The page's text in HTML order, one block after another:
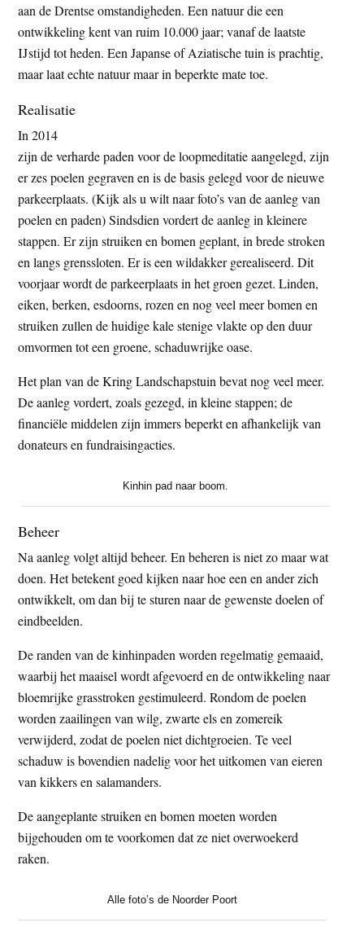
aan de Drentse omstandigheden. Een natuur die een
ontwikkeling kent van ruim 10.000 jaar; vanaf de laatste
IJstijd tot heden. Een Japanse of Aziatische tuin is prachtig,
maar laat echte natuur maar in beperkte mate toe.
Realisatie
In 2014
zijn de verharde paden voor de loopmeditatie aangelegd, zijn
er zes poelen gegraven en is de basis gelegd voor de nieuwe
parkeerplaats. (Kijk als u wilt naar foto’s van de aanleg van
poelen en paden) Sindsdien vordert de aanleg in kleinere
stappen. Er zijn struiken en bomen geplant, in brede stroken
en langs grenssloten. Er is een wildakker gerealiseerd. Dit
voorjaar wordt de parkeerplaats in het groen gezet. Linden,
eiken, berken, esdoorns, rozen en nog veel meer bomen en
struiken zullen de huidige kale stenige vlakte op den duur
omvormen tot een groene, schaduwrijke oase.
Het plan van de Kring Landschapstuin bevat nog veel meer.
De aanleg vordert, zoals gezegd, in kleine stappen; de
financiële middelen zijn immers beperkt en afhankelijk van
donateurs en fundraisingacties.
Kinhin pad naar boom.
Beheer
Na aanleg volgt altijd beheer. En beheren is niet zo maar wat
doen. Het betekent goed kijken naar hoe een en ander zich
ontwikkelt, om dan bij te sturen naar de gewenste doelen of
eindbeelden.
De randen van de kinhinpaden worden regelmatig gemaaid,
waarbij het maaisel wordt afgevoerd en de ontwikkeling naar
bloemrijke grasstroken gestimuleerd. Rondom de poelen
worden zaailingen van wilg, zwarte els en zomereik
verwijderd, zodat de poelen niet dichtgroeien. Te veel
schaduw is bovendien nadelig voor het uitkomen van eieren
van kikkers en salamanders.
De aangeplante struiken en bomen moeten worden
bijgehouden om te voorkomen dat ze niet overwoekerd
raken.
Alle foto’s de Noorder Poort